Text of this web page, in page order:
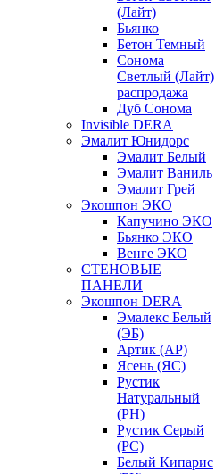
(Лайт)
Бьянко
Бетон Темный
Сонома
Светлый (Лайт)
распродажа
Дуб Сонома
Invisible DERA
Эмалит Юнидорс
Эмалит Белый
Эмалит Ваниль
Эмалит Грей
Экошпон ЭКО
Капучино ЭКО
Бьянко ЭКО
Венге ЭКО
СТЕНОВЫЕ
ПАНЕЛИ
Экошпон DERA
Эмалекс Белый
(ЭБ)
Артик (АР)
Ясень (ЯС)
Рустик
Натуральный
(РН)
Рустик Серый
(РС)
Белый Кипарис